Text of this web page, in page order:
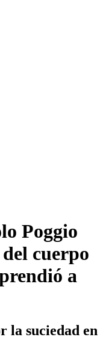
Poggio
cuerpo
a
la suciedad en